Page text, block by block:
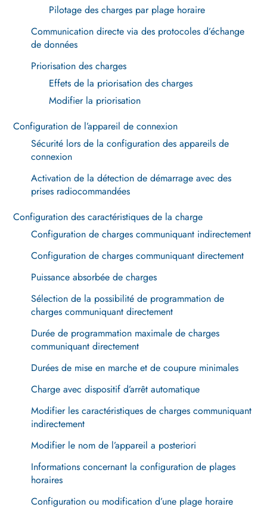
Pilotage des charges par plage horaire
Communication directe via des protocoles d’échange
de données
Priorisation des charges
Effets de la priorisation des charges
Modifier la priorisation
Configuration de l’appareil de connexion
Sécurité lors de la configuration des appareils de
connexion
Activation de la détection de démarrage avec des
prises radiocommandées
Configuration des caractéristiques de la charge
Configuration de charges communiquant indirectement
Configuration de charges communiquant directement
Puissance absorbée de charges
Sélection de la possibilité de programmation de
charges communiquant directement
Durée de programmation maximale de charges
communiquant directement
Durées de mise en marche et de coupure minimales
Charge avec dispositif d’arrêt automatique
Modifier les caractéristiques de charges communiquant
indirectement
Modifier le nom de l’appareil a posteriori
Informations concernant la configuration de plages
horaires
Configuration ou modification d’une plage horaire